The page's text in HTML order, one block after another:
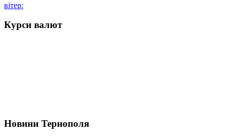
вітер:
Курси валют
Новини Тернополя